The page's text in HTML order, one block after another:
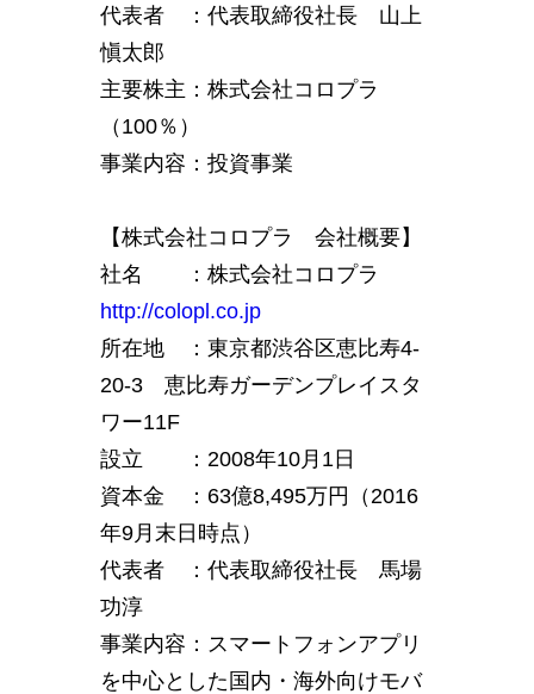
代表者 ：代表取締役社長 山上
愼太郎
主要株主：株式会社コロプラ
（100％）
事業内容：投資事業
【株式会社コロプラ 会社概要】
社名 ：株式会社コロプラ
http://colopl.co.jp
所在地 ：東京都渋谷区恵比寿4-
20-3 恵比寿ガーデンプレイスタ
ワー11F
設立 ：2008年10月1日
資本金 ：63億8,495万円（2016
年9月末日時点）
代表者 ：代表取締役社長 馬場
功淳
事業内容：スマートフォンアプリ
を中心とした国内・海外向けモバ